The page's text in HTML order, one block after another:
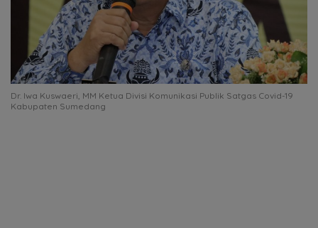
Dr. Iwa Kuswaeri, MM Ketua Divisi Komunikasi Publik Satgas Covid-19
Kabupaten Sumedang